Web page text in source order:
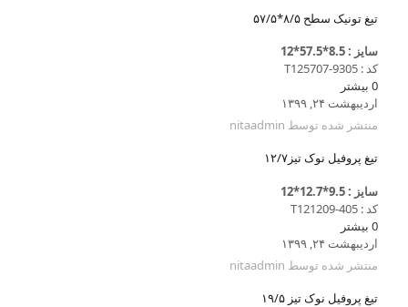
تیغ تونیک سطح ۸/۵*۵۷/۵
سایز : 8.5*57.5*12
کد : T125707-9305
0 بیشتر
اردیبهشت ۲۴, ۱۳۹۹
منتشر شده توسط nitaadmin
تیغ پروفیل نوک تیز۱۲/۷
سایز : 9.5*12.7*12
کد : T121209-405
0 بیشتر
اردیبهشت ۲۴, ۱۳۹۹
منتشر شده توسط nitaadmin
تیغ پروفیل نوک تیز ۱۹/۵